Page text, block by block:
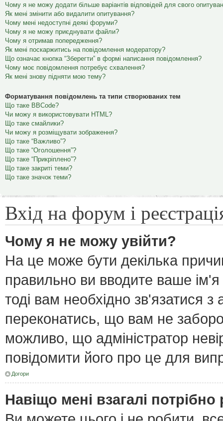
Чому я не можу додати більше варіантів відповідей для свого
Як мені змінити або видалити опитування?
Чому мені недоступні деякі форуми?
Чому я не можу приєднувати файли?
Чому я отримав попередження?
Як мені поскаржитись на повідомлення модератору?
Що означає кнопка “Зберегти” в формі написання повідомлення?
Чому моє повідомлення потребує схвалення?
Як мені знову підняти мою тему?
Форматування повідомлень та типи створюваних тем
Що таке BBCode?
Чи можу я використовувати HTML?
Що таке смайлики?
Чи можу я розміщувати зображення?
Що таке “Важливо”?
Що таке “Оголошення”?
Що таке “Прикріплено”?
Що таке закриті теми?
Що таке значок теми?
Вхід на форум і
Чому я не можу увійти?
На це може бути декілька
правильно ви вводите ваше
тоді вам необхідно зв'язатися
переконатись, що вам не
можливо, що адміністратор
повідомити його про це для
Догори
Навіщо мені взагалі